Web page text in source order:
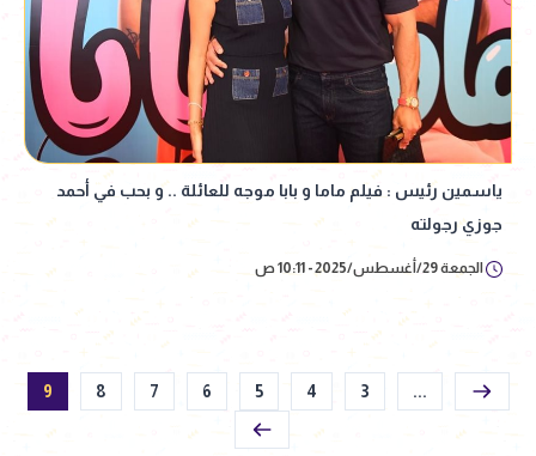
ياسمين رئيس : فيلم ماما و بابا موجه للعائلة .. و بحب في أحمد
جوزي رجولته
الجمعة 29/أغسطس/2025 - 10:11 ص
...
3
4
5
6
7
8
9